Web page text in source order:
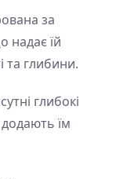
за
надає їй
та глибини.
глибокі
їм